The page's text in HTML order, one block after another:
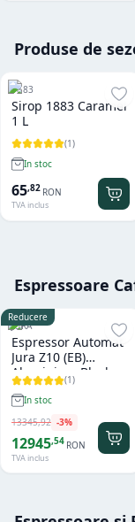
Produse de
1883
Sirop 1883 Caramel
1 L
(1)
In stoc
65,82 RON
TVA inclus
Espressoare
Reducere
JURA
Espressor Automat
Jura Z10 (EB)
Aluminium Black
(1)
In stoc
13345,92 -3%
12945,54 RON
TVA inclus